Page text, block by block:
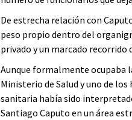
De estrecha relación con
peso propio dentro del
privado y un marcado recorrido
Aunque formalmente ocupaba
Ministerio de Salud y uno de
sanitaria había sido
Santiago Caputo en un área